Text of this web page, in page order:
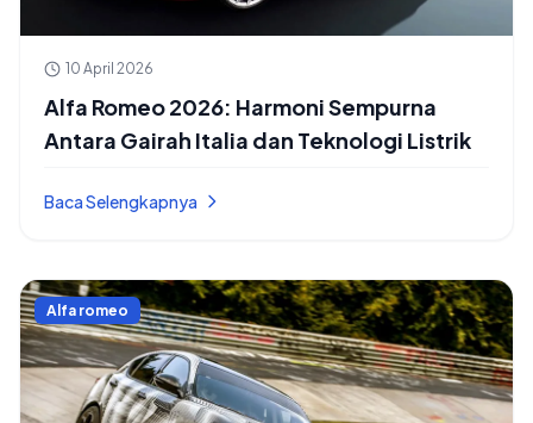
10 April 2026
Alfa Romeo 2026: Harmoni Sempurna
Antara Gairah Italia dan Teknologi Listrik
Baca Selengkapnya
Alfa romeo